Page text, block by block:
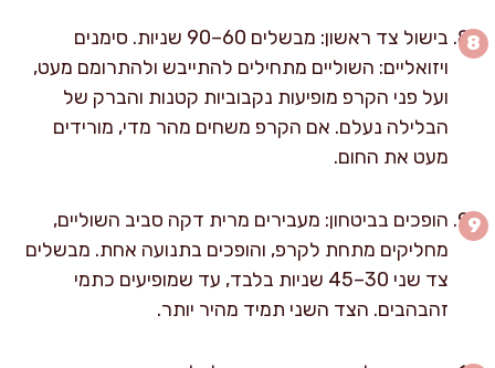
בישול צד ראשון: מבשלים 60–90 שניות. סימנים
ויזואליים: השוליים מתחילים להתייבש ולהתרומם מעט,
ועל פני הקרפ מופיעות נקבוביות קטנות והברק של
הבלילה נעלם. אם הקרפ משחים מהר מדי, מורידים
מעט את החום.
הופכים בביטחון: מעבירים מרית דקה סביב השוליים,
מחליקים מתחת לקרפ, והופכים בתנועה אחת. מבשלים
צד שני 30–45 שניות בלבד, עד שמופיעים כתמי
זהבהבים. הצד השני תמיד מהיר יותר.